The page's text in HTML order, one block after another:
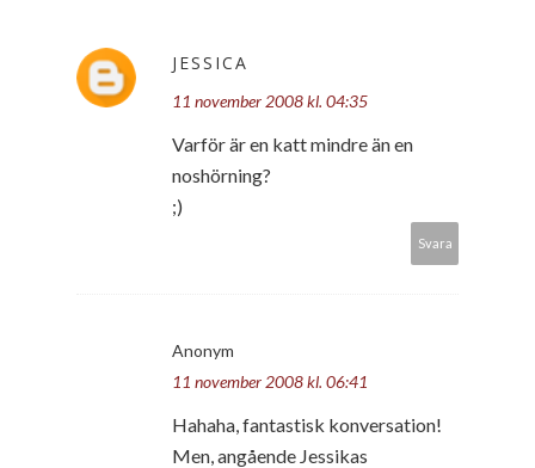
JESSICA
11 november 2008 kl. 04:35
Varför är en katt mindre än en
noshörning?
;)
Svara
Anonym
11 november 2008 kl. 06:41
Hahaha, fantastisk konversation!
Men, angående Jessikas